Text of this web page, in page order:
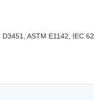
ASTM E1142, IEC